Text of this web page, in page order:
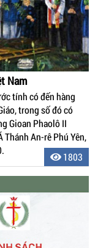
Nam
tính có đến hàng
trong số đó có
Gioan Phaolô II
An-rê Phú Yên,
1803